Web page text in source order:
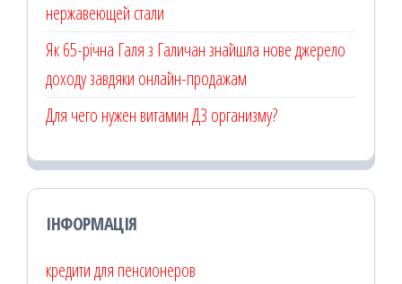
нержавеющей стали
Як 65-річна Галя з Галичан знайшла нове джерело
доходу завдяки онлайн-продажам
Для чего нужен витамин Д3 организму?
ІНФОРМАЦІЯ
кредити для пенсионеров